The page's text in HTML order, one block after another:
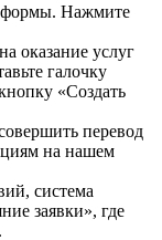
формы. Нажмите
оказание услуг
галочку
«Создать
перевод
на нашем
система
заявки», где